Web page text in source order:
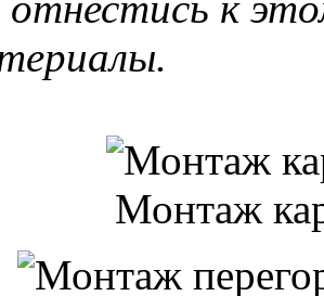
Монтаж